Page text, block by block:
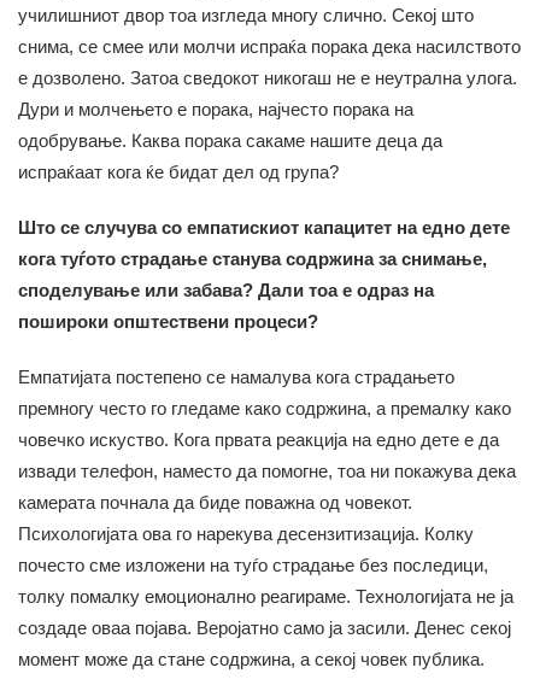
училишниот двор тоа изгледа многу слично. Секој што
снима, се смее или молчи испраќа порака дека насилството
е дозволено. Затоа сведокот никогаш не е неутрална улога.
Дури и молчењето е порака, најчесто порака на
одобрување. Каква порака сакаме нашите деца да
испраќаат кога ќе бидат дел од група?
Што се случува со емпатискиот капацитет на едно дете
кога туѓото страдање станува содржина за снимање,
споделување или забава? Дали тоа е одраз на
пошироки општествени процеси?
Емпатијата постепено се намалува кога страдањето
премногу често го гледаме како содржина, а премалку како
човечко искуство. Кога првата реакција на едно дете е да
извади телефон, наместо да помогне, тоа ни покажува дека
камерата почнала да биде поважна од човекот.
Психологијата ова го нарекува десензитизација. Колку
почесто сме изложени на туѓо страдање без последици,
толку помалку емоционално реагираме. Технологијата не ја
создаде оваа појава. Веројатно само ја засили. Денес секој
момент може да стане содржина, а секој човек публика.